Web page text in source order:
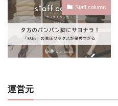
Staff column
運営元